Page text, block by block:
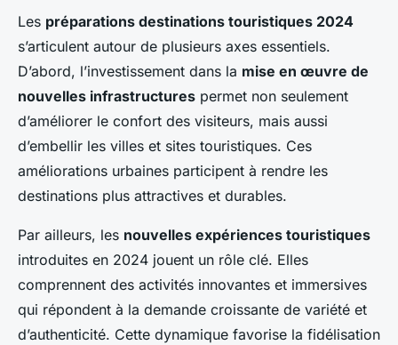
Les préparations destinations touristiques 2024
s’articulent autour de plusieurs axes essentiels.
D’abord, l’investissement dans la mise en œuvre de
nouvelles infrastructures permet non seulement
d’améliorer le confort des visiteurs, mais aussi
d’embellir les villes et sites touristiques. Ces
améliorations urbaines participent à rendre les
destinations plus attractives et durables.
Par ailleurs, les nouvelles expériences touristiques
introduites en 2024 jouent un rôle clé. Elles
comprennent des activités innovantes et immersives
qui répondent à la demande croissante de variété et
d’authenticité. Cette dynamique favorise la fidélisation